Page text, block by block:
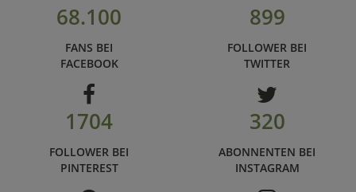
68.100
FANS BEI
FACEBOOK
899
FOLLOWER BEI
TWITTER
1704
FOLLOWER BEI
PINTEREST
320
ABONNENTEN BEI
INSTAGRAM